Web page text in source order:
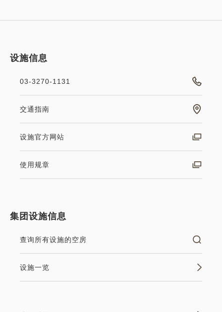
设施信息
03-3270-1131
交通指南
设施官方网站
使用规章
集团设施信息
查询所有设施的空房
设施一览